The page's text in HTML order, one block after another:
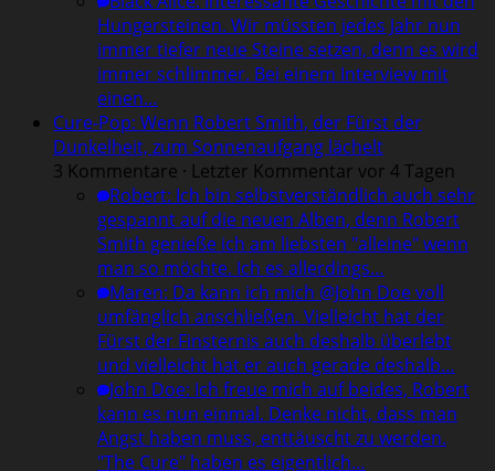
Hungersteinen. Wir müssten jedes Jahr nun
immer tiefer neue Steine setzen, denn es wird
immer schlimmer. Bei einem Interview mit
einen…
Cure-Pop: Wenn Robert Smith, der Fürst der
Dunkelheit, zum Sonnenaufgang lächelt
3 Kommentare · Letzter Kommentar vor 4 Tagen
Robert: Ich bin selbstverständlich auch sehr
gespannt auf die neuen Alben, denn Robert
Smith genieße ich am liebsten "alleine" wenn
man so möchte. Ich es allerdings…
Maren: Da kann ich mich @John Doe voll
umfänglich anschließen. Vielleicht hat der
Fürst der Finsternis auch deshalb überlebt
und vielleicht hat er auch gerade deshalb…
John Doe: Ich freue mich auf beides, Robert
kann es nun einmal. Denke nicht, dass man
Angst haben muss, enttäuscht zu werden.
"The Cure" haben es eigentlich…